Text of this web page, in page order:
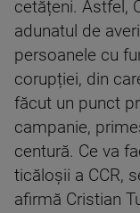
cetățeni. Astfel,
adunatul de
persoanele cu
corupției, din
făcut un punct
campanie,
centură. Ce va
ticăloșii a CCR,
afirmă Cristian